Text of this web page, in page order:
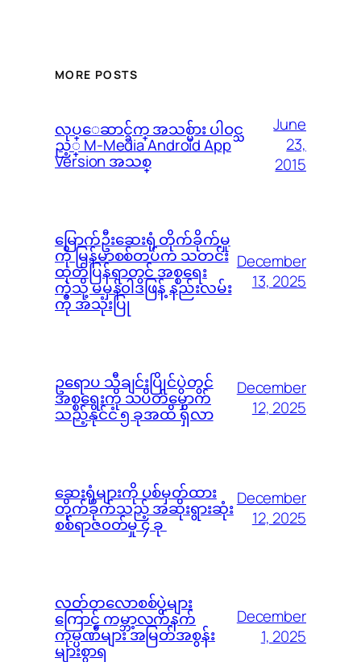
MORE POSTS
လုပ္ေဆာင္ခ်က္ အသစ္မ်ား ပါဝင္သ
ည့္ M-Media Android App
Version အသစ္
June
23,
2015
မြောက်ဦးဆေးရုံ တိုက်ခိုက်မှု
ကို မြန်မာစစ်တပ်က သတင်း
ထုတ်ပြန်ရာတွင် အစ္စရေး
ကဲ့သို့ မမှန်၀ါဒဖြန့် နည်းလမ်း
ကို အသုံးပြု
December
13, 2025
ဥရောပ သီချင်းပြိုင်ပွဲတွင်
အစ္စရေးကို သပိတ်မှောက်
သည့်နိုင်ငံ ၅ ခုအထိ ရှိလာ
December
12, 2025
ဆေးရုံများကို ပစ်မှတ်ထား
တိုက်ခိုက်သည့် အဆိုးရွားဆုံး
စစ်ရာဇ၀တ်မှု ၄ ခု
December
12, 2025
လတ်တလောစစ်ပွဲများ
ကြောင့် ကမ္ဘာ့လက်နက်
ကုမ္ပဏီများ အမြတ်အစွန်း
များစွာရ
December
1, 2025